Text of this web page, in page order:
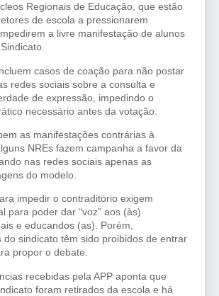
Regionais de Educação, que estão
de escola a pressionarem
a livre manifestação de alunos
casos de coação para não postar
redes sociais sobre a consulta e
de expressão, impedindo o
necessário antes da votação.
as manifestações contrárias à
NREs fazem campanha a favor da
nas redes sociais apenas as
do modelo.
impedir o contraditório exigem
para poder dar “voz” aos (às)
e educandos (as). Porém,
do sindicato têm sido proibidos de entrar
propor o debate.
recebidas pela APP aponta que
foram retirados da escola e há